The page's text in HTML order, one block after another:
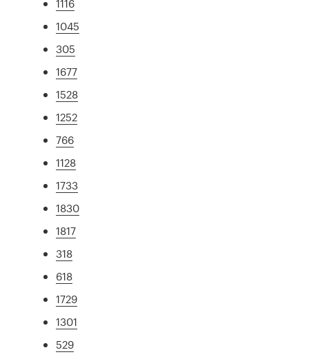
1116
1045
305
1677
1528
1252
766
1128
1733
1830
1817
318
618
1729
1301
529